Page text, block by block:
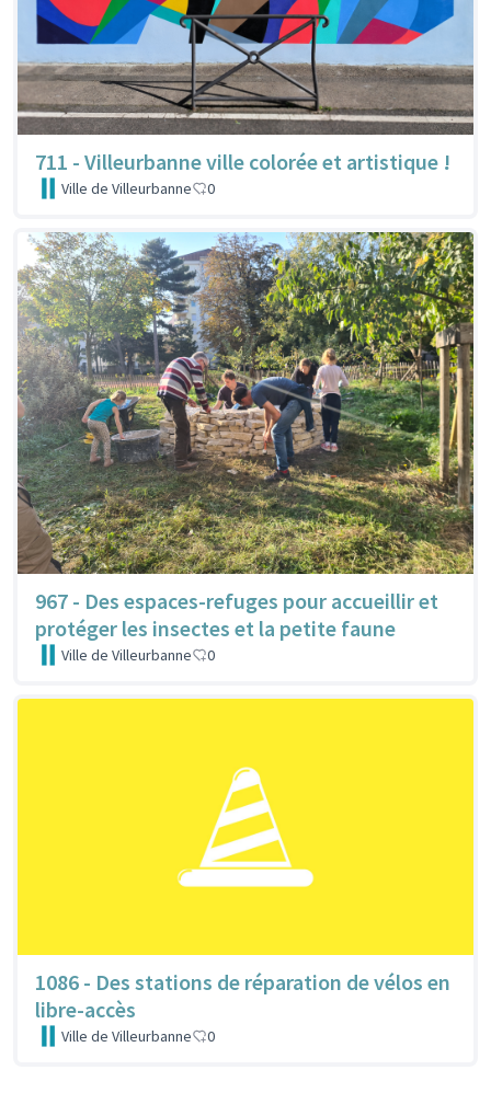
711 - Villeurbanne ville colorée et artistique !
Ville de Villeurbanne 0
967 - Des espaces-refuges pour accueillir et
protéger les insectes et la petite faune
Ville de Villeurbanne 0
1086 - Des stations de réparation de vélos en
libre-accès
Ville de Villeurbanne 0